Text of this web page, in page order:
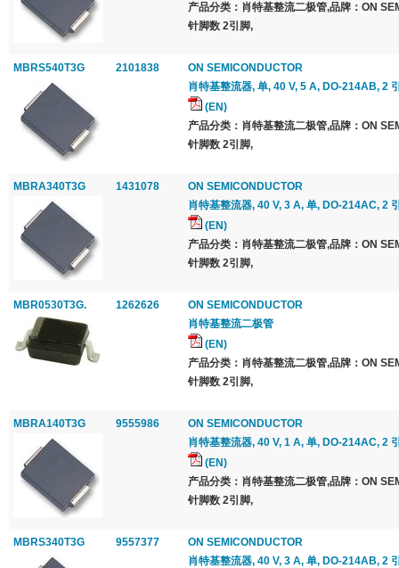
产品分类：肖特基整流二极管,品牌：ON
针脚数 2引脚,
MBRS540T3G 2101838
ON SEMICONDUCTOR
肖特基整流器, 单, 40 V, 5 A, DO-214AB, 2
(EN)
产品分类：肖特基整流二极管,品牌：ON
针脚数 2引脚,
MBRA340T3G 1431078
ON SEMICONDUCTOR
肖特基整流器, 40 V, 3 A, 单, DO-214AC, 2
(EN)
产品分类：肖特基整流二极管,品牌：ON
针脚数 2引脚,
MBR0530T3G. 1262626
ON SEMICONDUCTOR
肖特基整流二极管
(EN)
产品分类：肖特基整流二极管,品牌：ON
针脚数 2引脚,
MBRA140T3G 9555986
ON SEMICONDUCTOR
肖特基整流器, 40 V, 1 A, 单, DO-214AC, 2
(EN)
产品分类：肖特基整流二极管,品牌：ON
针脚数 2引脚,
MBRS340T3G 9557377
ON SEMICONDUCTOR
肖特基整流器, 40 V, 3 A, 单, DO-214AB, 2